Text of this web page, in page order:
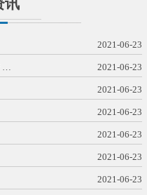
讯
2021-06-23
2021-06-23
2021-06-23
2021-06-23
2021-06-23
2021-06-23
2021-06-23